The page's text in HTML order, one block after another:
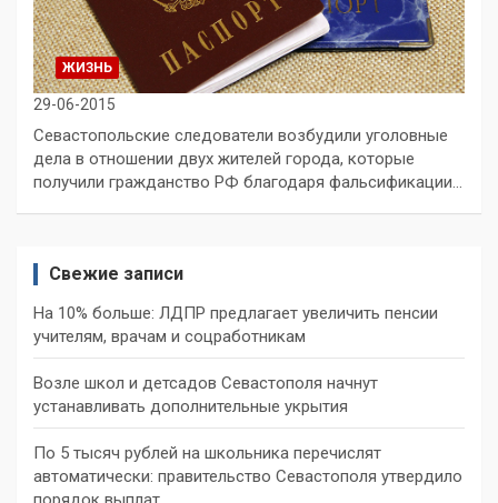
ЖИЗНЬ
29-06-2015
Севастопольские следователи возбудили уголовные
дела в отношении двух жителей города, которые
получили гражданство РФ благодаря фальсификации…
Свежие записи
На 10% больше: ЛДПР предлагает увеличить пенсии
учителям, врачам и соцработникам
Возле школ и детсадов Севастополя начнут
устанавливать дополнительные укрытия
По 5 тысяч рублей на школьника перечислят
автоматически: правительство Севастополя утвердило